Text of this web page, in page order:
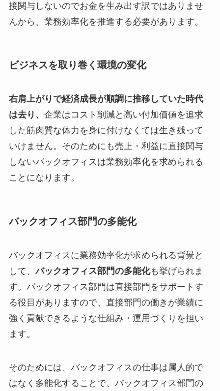
接関与しないのでお金を生み出す訳ではありませ
んから、業務効率化を推進する必要があります。
ビジネスを取り巻く環境の変化
右肩上がりで経済成長が順調に推移していた時代
は去り、 企業はコスト削減と高い付加価値を追求
した筋肉質な体力を身に付けなくては生き残って
いけません。そのためにも売上・利益に直接関与
しないバックオフィスは業務効率化を求められる
ことになります。
バックオフィス部門の多能化
バックオフィスに業務効率化が求められる背景と
して、バックオフィス部門の多能化も挙げられま
す。バックオフィス部門は直接部門をサポートす
る役目がありますので、直接部門の働きが業績に
強く貢献できるような仕組み・運用づくりを担い
ます。
そのためには、バックオフィスの仕事は属人的で
はなく多能化することで、バックオフィス部門の